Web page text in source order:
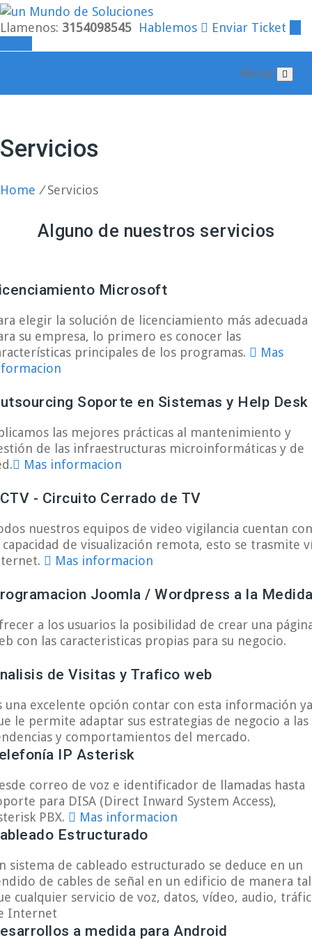
Llamenos: 3154098545 Hablemos
Enviar Ticket
Menu
Servicios
Home / Servicios
Alguno de nuestros servicios
Microsoft
elegir la solución de licenciamiento más adecuada
su empresa, lo primero es conocer las
principales de los programas.
Mas
Soporte en Sistemas y Help Desk
las mejores prácticas al mantenimiento y
de las infraestructuras microinformáticas y de
Mas informacion
- Circuito Cerrado de TV
nuestros equipos de video vigilancia cuentan con
capacidad de visualización remota, esto se trasmite
Mas informacion
Joomla / Wordpress a la
a los usuarios la posibilidad de crear una
con las caracteristicas propias para su negocio.
de Visitas y Trafico web
una excelente opción contar con esta información ya
le permite adaptar sus estrategias de negocio a las
y comportamientos del mercado.
IP Asterisk
correo de voz e identificador de llamadas hasta
para DISA (Direct Inward System Access),
PBX.
Mas informacion
Estructurado
sistema de cableado estructurado se deduce en un
de cables de señal en un edificio de manera tal
cualquier servicio de voz, datos, vídeo, audio,
Internet
a medida para Android